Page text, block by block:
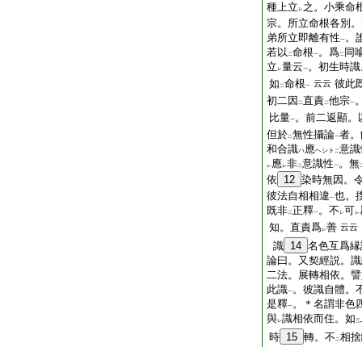
種上立 レ之。小乘命
宗。所立命根各別
弟所立即離有性一。
若以 二命根一。爲二 同
立 レ量云一。初生時
如 二命根一 云云 彼此
初二因 二直責二他宗一
比量一。前二返顯。
但於二無性攝論一者
和合識ハ應ヘシト 二意
レ應レ非二意識性一。無
依 12 染時無因。
彼法自相相違一也。
既非二正釋一。不 レ可レ
知。直責爲レ善 云云
識 14 名色互爲
論曰。又契經説。
二法。展轉相依。
此識一。彼識自體。
是釋一。＊名謂非色
與レ識相依而住。如三
時 15 轉。不 二相